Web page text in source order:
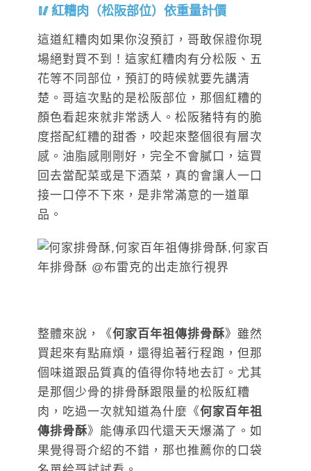
紅糟肉（松阪部位）依重量計價
這道紅糟肉如果你沒預訂，哥敢保證你現
場絕對買不到！這家紅糟肉有分松阪、五
花等不同部位，預訂的時候就要先講清
楚。哥這次點的是松阪部位，那個紅糟的
顏色看起來就非常誘人。松阪豬特有的脆
度搭配紅糟的甜香，咬起來整個很有層次
感。油脂感剛剛好，完全不會膩口，這買
回去當配菜或是下酒菜，真的會讓人一口
接一口停不下來，是非常滿意的一道單
品。
整體來說，《何家百年祖傳排骨酥》雖然
買起來有點麻煩，還得追著行程跑，但那
個味道跟品質真的值得你特地去訂。尤其
是那個少骨的排骨酥跟限量的松阪紅糟
肉，吃過一次就知道為什麼《何家百年祖
傳排骨酥》能傳承四代還天天爆滿了。如
果覺得哥介紹的不錯，那也推薦你的口袋